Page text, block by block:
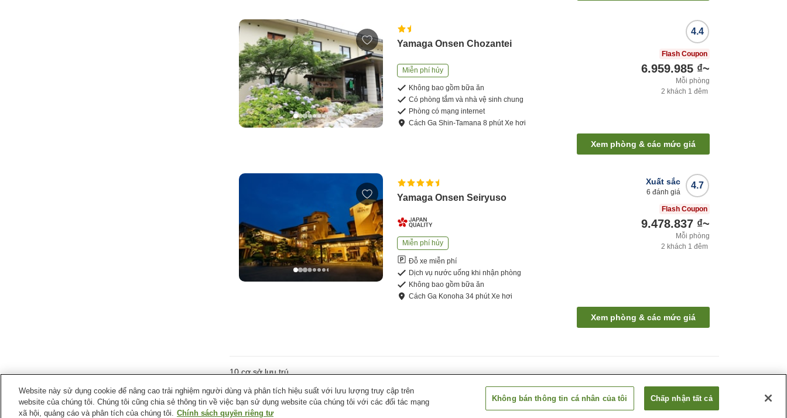
Yamaga Onsen Chozantei
Miễn phí hủy
Không bao gồm bữa ăn
Có phòng tắm và nhà vệ sinh chung
Phòng có mạng internet
CáchGa Shin-Tamana 8 phútXe hơi
4.4
Flash Coupon
6.959.985 ₫~
Mỗi phòng
2 khách 1 đêm
Xem phòng & các mức giá
Yamaga Onsen Seiryuso
Miễn phí hủy
Đỗ xe miễn phí
Dịch vụ nước uống khi nhận phòng
Không bao gồm bữa ăn
CáchGa Konoha 34 phútXe hơi
4.7
Xuất sắc
6 đánh giá
Flash Coupon
9.478.837 ₫~
Mỗi phòng
2 khách 1 đêm
Xem phòng & các mức giá
10cơ sở lưu trú
Trang chủ Nhật Bản Tỉnh Kumamoto Thành phố Yamaga
Website này sử dụng cookie để nâng cao trải nghiệm người dùng và phân tích hiệu suất với lưu lượng truy cập trên
website của chúng tôi. Chúng tôi cũng chia sẻ thông tin về việc bạn sử dụng website của chúng tôi với các đối tác mạng
xã hội, quảng cáo và phân tích của chúng tôi. Chính sách quyền riêng tư
Không bán thông tin cá nhân của tôi Chấp nhận tất cả